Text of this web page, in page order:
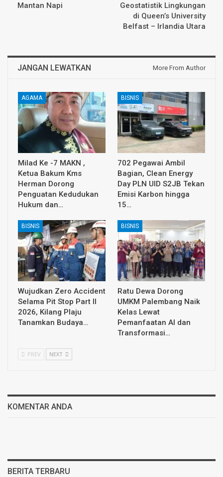
Mantan Napi
Geostatistik Lingkungan
di Queen’s University
Belfast – Irlandia Utara
JANGAN LEWATKAN More From Author
AGAMA
Milad Ke -7 MAKN ,
Ketua Bakum Kms
Herman Dorong
Penguatan Kedudukan
Hukum dan…
BISNIS
702 Pegawai Ambil
Bagian, Clean Energy
Day PLN UID S2JB Tekan
Emisi Karbon hingga
15…
BISNIS
Wujudkan Zero Accident
Selama Pit Stop Part II
2026, Kilang Plaju
Tanamkan Budaya…
BISNIS
Ratu Dewa Dorong
UMKM Palembang Naik
Kelas Lewat
Pemanfaatan AI dan
Transformasi…
PREV NEXT
KOMENTAR ANDA
BERITA TERBARU